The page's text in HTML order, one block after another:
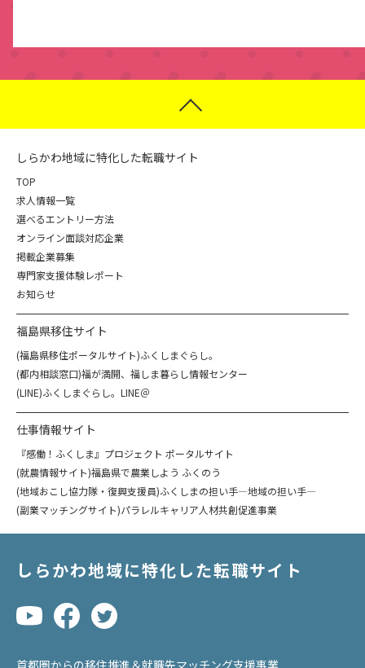
しらかわ地域に特化した転職サイト
首都圏からの移住推進＆就職先マッチング支援事業
しらかわ地域に特化した転職サイト
TOP
求人情報一覧
選べるエントリー方法
オンライン面談対応企業
掲載企業募集
専門家支援体験レポート
お知らせ
福島県移住サイト
(福島県移住ポータルサイト)ふくしまぐらし。
(都内相談窓口)福が満開、福しま暮らし情報センター
(LINE)ふくしまぐらし。LINE＠
仕事情報サイト
『感働！ふくしま』プロジェクト ポータルサイト
(就農情報サイト)福島県で農業しよう ふくのう
(地域おこし協力隊・復興支援員)ふくしまの担い手―地域の担い手―
(副業マッチングサイト)パラレルキャリア人材共創促進事業